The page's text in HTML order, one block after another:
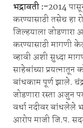
भद्रावती :-2014
करण्यासाठी तसेच हा
जिल्हयाला जोडणारा
करण्यासाठी मागणी
व्हावी अशी सुध्दा
साहेबांच्या
बांधकाम पूर्ण झाले.
जोडणारा रस्ता अजुन
वर्धा नदीवर बांधलेले
आरोप माजी जि.प.